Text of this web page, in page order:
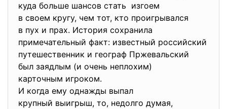
куда больше шансов стать изгоем
в своем кругу, чем тот, кто проигрывался
в пух и прах. История сохранила
примечательный факт: известный российский
путешественник и географ Пржевальский
был заядлым (и очень неплохим)
карточным игроком.
И когда ему однажды выпал
крупный выигрыш, то, недолго думая,